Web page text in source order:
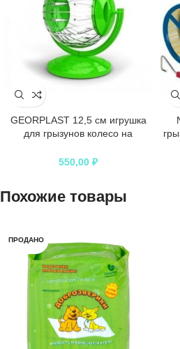
GEORPLAST 12,5 см игрушка
для грызунов колесо на
550,00 ₽
Похожие товары
ПРОДАНО